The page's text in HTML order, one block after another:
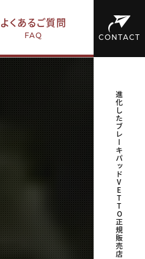
よくあるご質問
FAQ CONTACT
進化したブレーキパッドVETTO正規販売店